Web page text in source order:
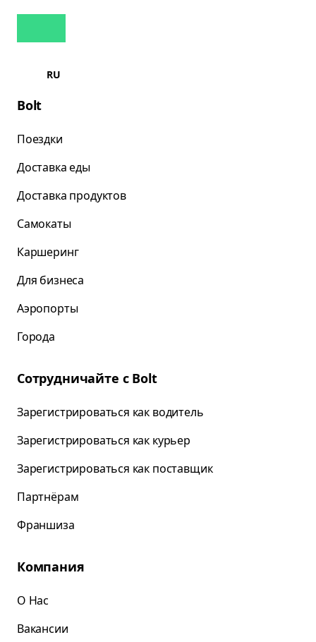
RU
Bolt
Поездки
Доставка еды
Доставка продуктов
Самокаты
Каршеринг
Для бизнеса
Аэропорты
Города
Сотрудничайте с Bolt
Зарегистрироваться как водитель
Зарегистрироваться как курьер
Зарегистрироваться как поставщик
Партнёрам
Франшиза
Компания
О Нас
Вакансии